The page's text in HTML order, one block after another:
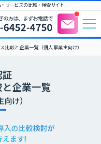
サービスの比較・検索サイト
比較と企業一覧（個人事業主向け）
企業一覧
向け）
入の比較検討が
えます!